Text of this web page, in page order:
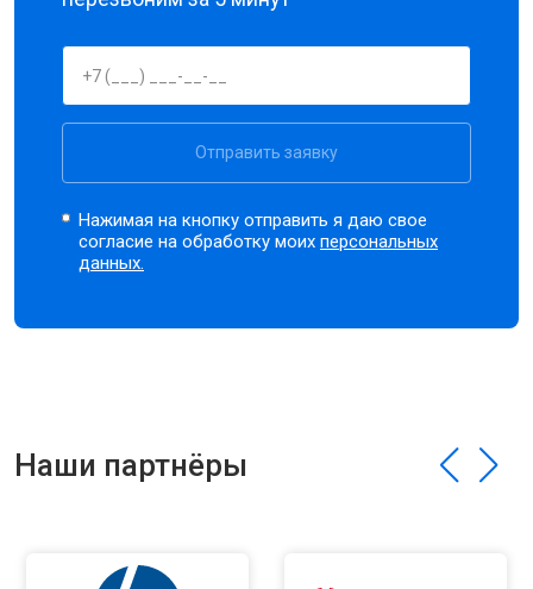
Отправить заявку
Нажимая на кнопку отправить я даю свое
согласие на обработку моихперсональных
данных.
Наши партнёры